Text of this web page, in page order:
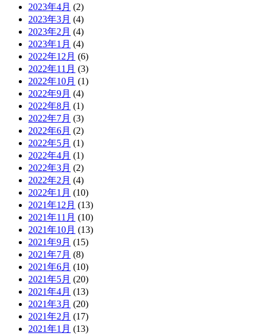
2023年4月 (2)
2023年3月 (4)
2023年2月 (4)
2023年1月 (4)
2022年12月 (6)
2022年11月 (3)
2022年10月 (1)
2022年9月 (4)
2022年8月 (1)
2022年7月 (3)
2022年6月 (2)
2022年5月 (1)
2022年4月 (1)
2022年3月 (2)
2022年2月 (4)
2022年1月 (10)
2021年12月 (13)
2021年11月 (10)
2021年10月 (13)
2021年9月 (15)
2021年7月 (8)
2021年6月 (10)
2021年5月 (20)
2021年4月 (13)
2021年3月 (20)
2021年2月 (17)
2021年1月 (13)